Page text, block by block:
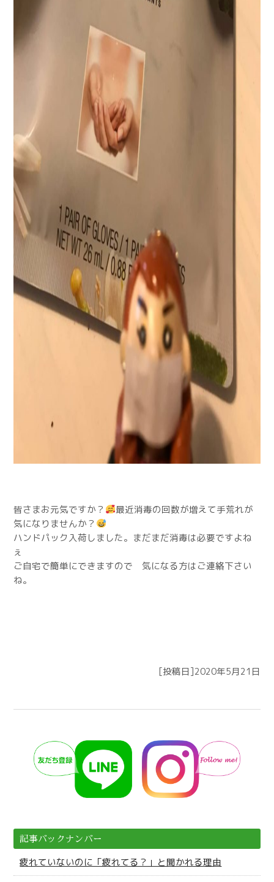
皆さまお元気ですか？
最近消毒の回数が増えて手荒れが
気になりませんか？
ハンドパック入荷しました。まだまだ消毒は必要ですよね
ぇ
ご自宅で簡単にできますので 気になる方はご連絡下さい
ね。
[投稿日]2020年5月21日
記事バックナンバー
疲れていないのに「疲れてる？」と聞かれる理由